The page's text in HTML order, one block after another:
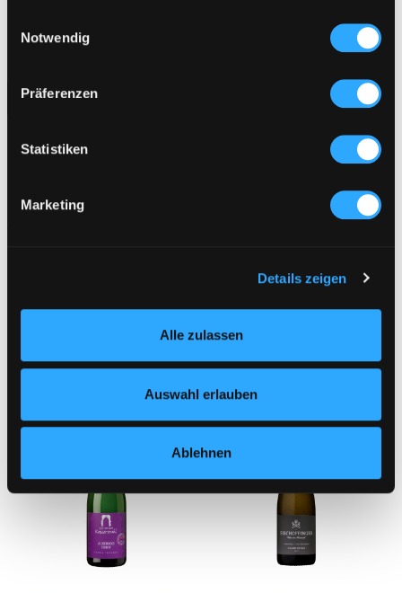
Trigger Symbol ändern oder widerrufen
Informationen über Ihre geografische Lage
können
bestimmten Merkmalen (Fingerprinting) identifizieren
Erfahren Sie mehr darüber, wie Ihre persönlichen Daten
zu können und die Zugriffe auf unsere Website zu
analysieren. Außerdem geben wir Informationen zu Ihrer
Verwendung unserer Website an unsere Partner für
Partner führen diese Informationen möglicherweise mit
weiteren Daten zusammen, die Sie ihnen bereitgestellt
haben oder die sie im Rahmen Ihrer Nutzung der Dienste
gesammelt haben.
Notwendig
Präferenzen
Statistiken
Marketing
Details zeigen
Alle zulassen
Auswahl erlauben
Ablehnen
Sie haben Fragen zum Produkt? Schreiben Sie uns gerne.
E-Mail schreiben
Weitere Empfehlungen